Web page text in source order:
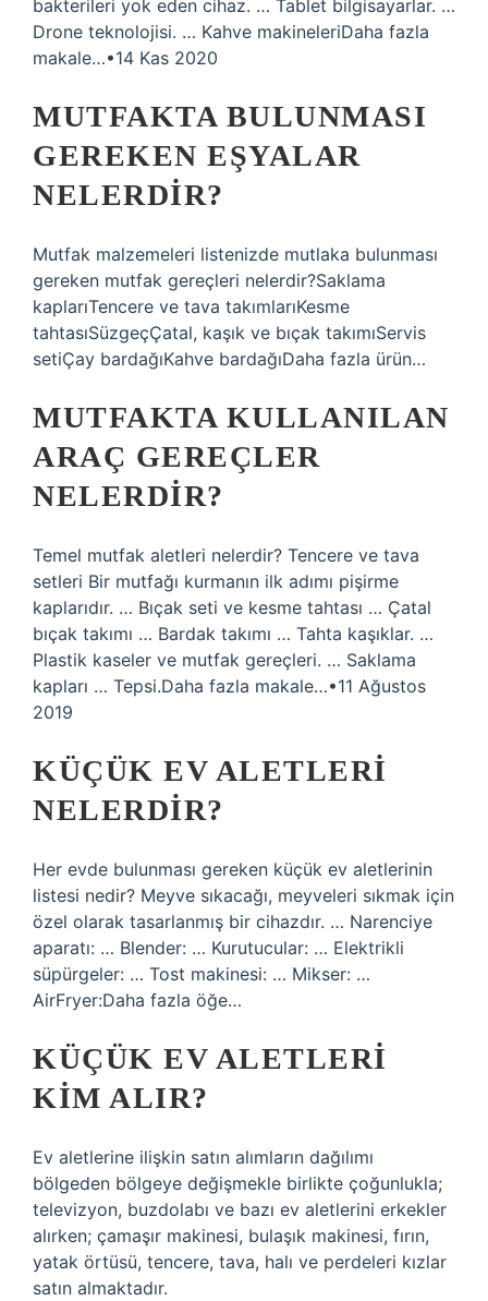
bakterileri yok eden cihaz. … Tablet bilgisayarlar. …
Drone teknolojisi. … Kahve makineleriDaha fazla
makale…•14 Kas 2020
MUTFAKTA BULUNMASI
GEREKEN EŞYALAR
NELERDIR?
Mutfak malzemeleri listenizde mutlaka bulunması
gereken mutfak gereçleri nelerdir?Saklama
kaplarıTencere ve tava takımlarıKesme
tahtasıSüzgeçÇatal, kaşık ve bıçak takımıServis
setiÇay bardağıKahve bardağıDaha fazla ürün…
MUTFAKTA KULLANILAN
ARAÇ GEREÇLER
NELERDIR?
Temel mutfak aletleri nelerdir? Tencere ve tava
setleri Bir mutfağı kurmanın ilk adımı pişirme
kaplarıdır. … Bıçak seti ve kesme tahtası … Çatal
bıçak takımı … Bardak takımı … Tahta kaşıklar. …
Plastik kaseler ve mutfak gereçleri. … Saklama
kapları … Tepsi.Daha fazla makale…•11 Ağustos
2019
KÜÇÜK EV ALETLERI
NELERDIR?
Her evde bulunması gereken küçük ev aletlerinin
listesi nedir? Meyve sıkacağı, meyveleri sıkmak için
özel olarak tasarlanmış bir cihazdır. … Narenciye
aparatı: … Blender: … Kurutucular: … Elektrikli
süpürgeler: … Tost makinesi: … Mikser: …
AirFryer:Daha fazla öğe…
KÜÇÜK EV ALETLERI
KIM ALIR?
Ev aletlerine ilişkin satın alımların dağılımı
bölgeden bölgeye değişmekle birlikte çoğunlukla;
televizyon, buzdolabı ve bazı ev aletlerini erkekler
alırken; çamaşır makinesi, bulaşık makinesi, fırın,
yatak örtüsü, tencere, tava, halı ve perdeleri kızlar
satın almaktadır.